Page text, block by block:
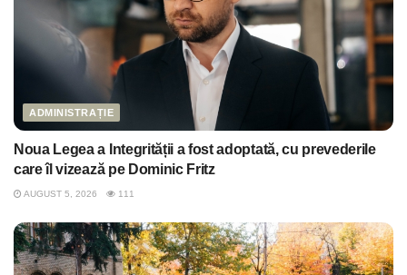
ADMINISTRAȚIE
Noua Legea a Integrității a fost adoptată, cu prevederile
care îl vizează pe Dominic Fritz
AUGUST 5, 2026 111